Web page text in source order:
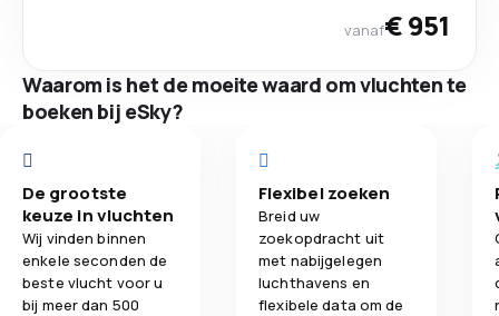
vanaf€ 951
Waarom is het de moeite waard om vluchten te
boeken bij eSky?
De grootste
keuze in vluchten
Wij vinden binnen
enkele seconden de
beste vlucht voor u
bij meer dan 500
Flexibel zoeken
Breid uw
zoekopdracht uit
met nabijgelegen
luchthavens en
flexibele data om de